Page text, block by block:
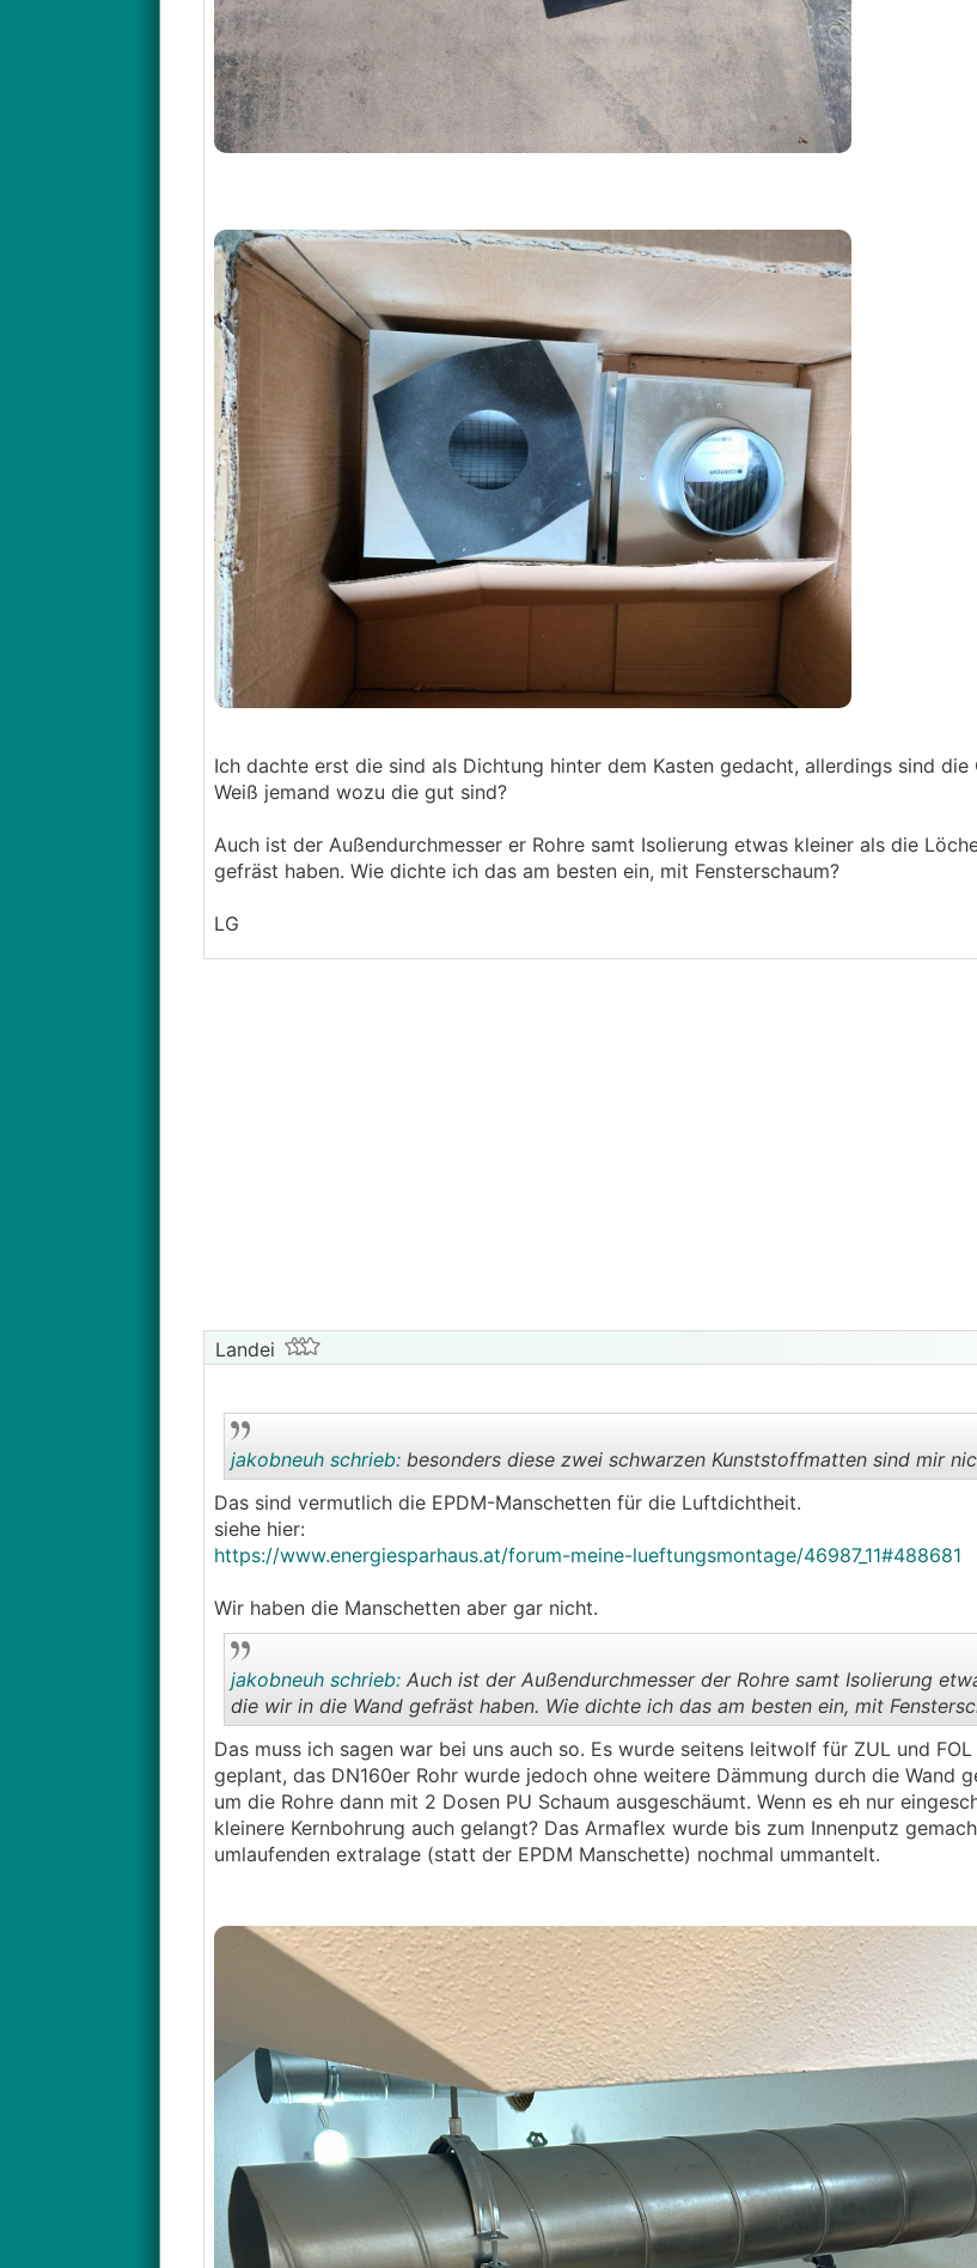
Ich dachte erst die sind als Dichtung hinter dem Kasten gedacht, allerdings sind
Weiß jemand wozu die gut sind?
Auch ist der Außendurchmesser er Rohre samt Isolierung etwas kleiner als die
gefräst haben. Wie dichte ich das am besten ein, mit Fensterschaum?
LG
Landei
..
jakobneuh schrieb:besonders diese zwei schwarzen Kunststoffmatten sind mir
Das sind vermutlich die EPDM-Manschetten für die Luftdichtheit.
siehe hier:
https://www.energiesparhaus.at/forum-meine-lueftungsmontage/46987_11#488681
Wir haben die Manschetten aber gar nicht.
..
jakobneuh schrieb:Auch ist der Außendurchmesser der Rohre samt Isolierung
die wir in die Wand gefräst haben. Wie dichte ich das am besten ein, mit
Das muss ich sagen war bei uns auch so. Es wurde seitens leitwolf für ZUL und
geplant, das DN160er Rohr wurde jedoch ohne weitere Dämmung durch die Wand
um die Rohre dann mit 2 Dosen PU Schaum ausgeschäumt. Wenn es eh nur
kleinere Kernbohrung auch gelangt? Das Armaflex wurde bis zum Innenputz
umlaufenden extralage (statt der EPDM Manschette) nochmal ummantelt.